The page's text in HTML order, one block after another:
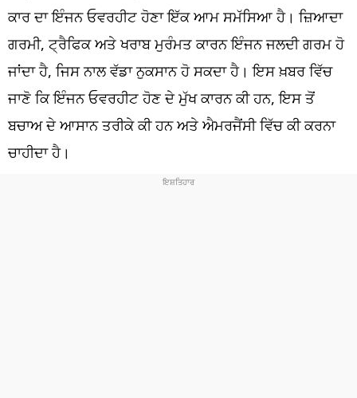
ਲਾਈਫ ਸਟਾਈਲ
ਪੰਜਾਬ
ਧਰਮ
ਖੇਡਾਂ
ਕਾਰ ਦਾ ਇੰਜਨ ਓਵਰਹੀਟ ਹੋਣਾ ਇੱਕ ਆਮ ਸਮੱਸਿਆ ਹੈ। ਜ਼ਿਆਦਾ
ਗਰਮੀ, ਟ੍ਰੈਫਿਕ ਅਤੇ ਖਰਾਬ ਮੁਰੰਮਤ ਕਾਰਨ ਇੰਜਨ ਜਲਦੀ ਗਰਮ ਹੋ
ਜਾਂਦਾ ਹੈ, ਜਿਸ ਨਾਲ ਵੱਡਾ ਨੁਕਸਾਨ ਹੋ ਸਕਦਾ ਹੈ। ਇਸ ਖ਼ਬਰ ਵਿੱਚ
ਜਾਣੋ ਕਿ ਇੰਜਨ ਓਵਰਹੀਟ ਹੋਣ ਦੇ ਮੁੱਖ ਕਾਰਨ ਕੀ ਹਨ, ਇਸ ਤੋਂ
ਬਚਾਅ ਦੇ ਆਸਾਨ ਤਰੀਕੇ ਕੀ ਹਨ ਅਤੇ ਐਮਰਜੈਂਸੀ ਵਿੱਚ ਕੀ ਕਰਨਾ
ਚਾਹੀਦਾ ਹੈ।